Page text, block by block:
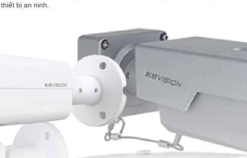
bị an ninh.